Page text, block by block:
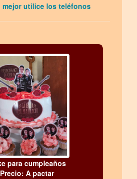
mejor utilice los teléfonos
para cumpleaños
Precio: A pactar